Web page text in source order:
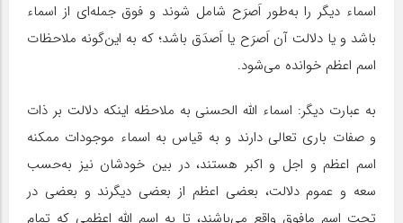
اسماء دیگر را ‌به‌طور اَصرَح شامل شوند و فوق جمله‌ای از اسماء
باشد و یا دلالت آن اَصرَح یا اَصدَق باشد؛ که به این‌گونه ملاحظات
اسم اعظم خوانده می‌شود.
به عبارت دیگر: اسماء اللّه الحسنی به ملاحظه اینکه دلالت بر ذات
و صفات باری تعالی دارند و به قیاس به اسماء موجودات ممکنه
اسم اعظم و اجل و اکبر هستند، در بین خودشان نیز به‌حسب
سعه و عموم دلالت، بعضی اعظم از بعضی دیگرند و بعضی در
تحت اسم مافوق واقع می‌باشند، تا به اسم اللّه اعظمی که تمام